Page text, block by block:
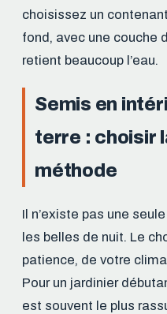
choisissez un
fond, avec une couche
retient beaucoup l’eau.
Semis en
terre : choisir
méthode
Il n’existe pas une
les belles de nuit. Le
patience, de votre
Pour un jardinier
est souvent le plus